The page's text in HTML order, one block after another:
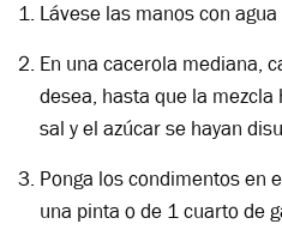
Lávese las manos con agua
En una cacerola mediana,
desea, hasta que la
sal y el azúcar se hayan
Ponga los condimentos en
una pinta o de 1 cuarto de